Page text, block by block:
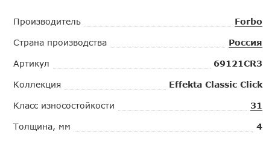
Производитель Forbo
Страна производства Россия
Артикул 69121CR3
Коллекция Effekta Classic Click
Класс износостойкости 31
Толщина, мм 4